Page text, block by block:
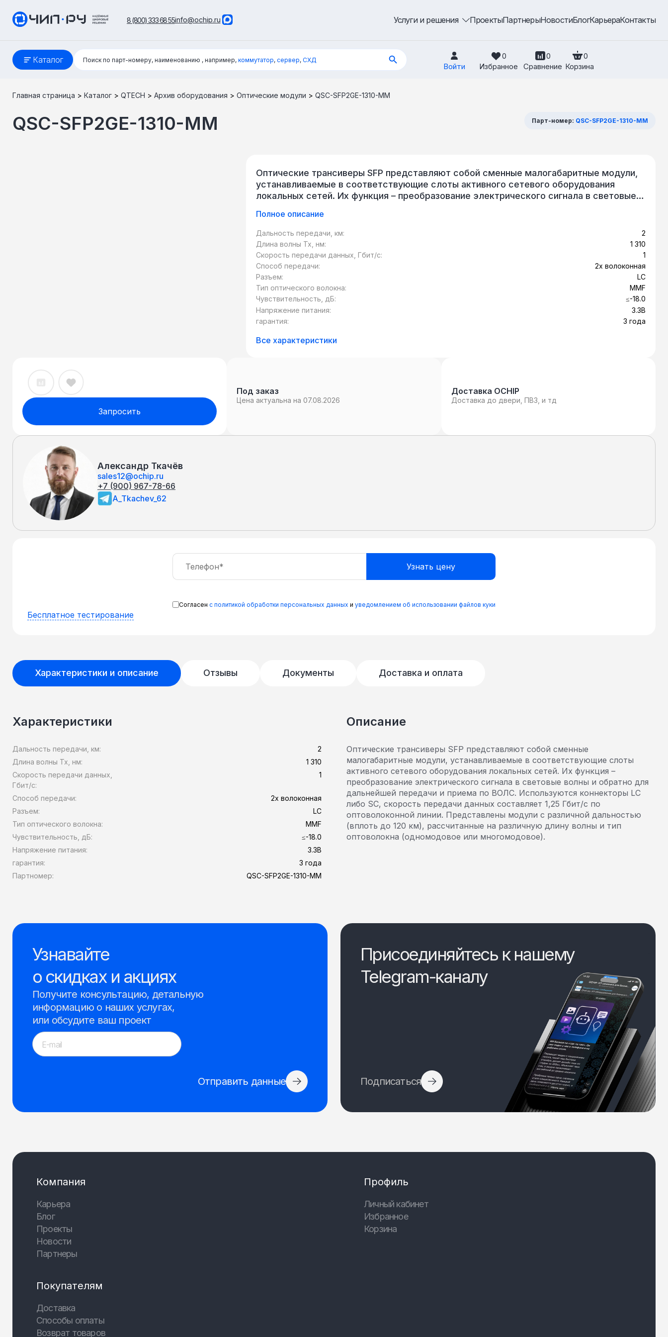
Услуги и решения ПроектыПартнерыНовостиБлогКарьераКонтакты
8 (800) 333 68 55info@ochip.ru
Каталог
Поиск:
Поиск по парт-номеру, наименованию , например, коммутатор, сервер, СХД
Войти
0
Избранное
0
Сравнение
0
Корзина
Главная страница > Каталог > QTECH > Архив оборудования > Оптические модули > QSC-SFP2GE-1310-MM
QSC-SFP2GE-1310-MM Парт-номер: QSC-SFP2GE-1310-MM
Оптические трансиверы SFP представляют собой сменные малогабаритные модули,
устанавливаемые в соответствующие слоты активного сетевого оборудования
локальных сетей. Их функция – преобразование электрического сигнала в световые
коннекторы LC либо SC, скорость передачи данных составляет 1,25 Гбит/с по
оптоволоконной линии. Представлены модули с различной дальностью (вплоть до 120
км), рассчитанные на различную длину волны и тип оптоволокна (одномодовое или
многомодовое).
Полное описание
Дальность передачи, км:
2
Длина волны Tx, нм:
1 310
Скорость передачи данных, Гбит/c:
1
Способ передачи:
2х волоконная
Разъем:
LC
Тип оптического волокна:
MMF
Чувствительность, дБ:
≤-18.0
Напряжение питания:
3.3В
гарантия:
3 года
Все характеристики
Запросить
Под заказ
Цена актуальна на 07.08.2026
Доставка OCHIP
Доставка до двери, ПВЗ, и тд
Александр Ткачёв
sales12@ochip.ru
+7 (900) 967-78-66
A_Tkachev_62
Согласен с политикой обработки персональных данных и уведомлением об использовании файлов куки
Бесплатное тестирование
Характеристики и описание Отзывы Документы Доставка и оплата
Характеристики
Дальность передачи, км:
2
Длина волны Tx, нм:
1 310
Скорость передачи данных,
Гбит/c:
1
Способ передачи:
2х волоконная
Разъем:
LC
Тип оптического волокна:
MMF
Чувствительность, дБ:
≤-18.0
Напряжение питания:
3.3В
гарантия:
3 года
Партномер:
QSC-SFP2GE-1310-MM
Описание
Оптические трансиверы SFP представляют собой сменные
малогабаритные модули, устанавливаемые в соответствующие слоты
активного сетевого оборудования локальных сетей. Их функция –
преобразование электрического сигнала в световые волны и обратно для
дальнейшей передачи и приема по ВОЛС. Используются коннекторы LC
либо SC, скорость передачи данных составляет 1,25 Гбит/с по
оптоволоконной линии. Представлены модули с различной дальностью
(вплоть до 120 км), рассчитанные на различную длину волны и тип
оптоволокна (одномодовое или многомодовое).
Узнавайте
о скидках и акциях
Получите консультацию, детальную
информацию о наших услугах,
или обсудите ваш проект
Отправить данные
Присоединяйтесь к нашему
Telegram-каналу
Подписаться
Компания
Карьера
Блог
Проекты
Новости
Партнеры
Покупателям
Доставка
Способы оплаты
Возврат товаров
Профиль
Личный кабинет
Избранное
Корзина